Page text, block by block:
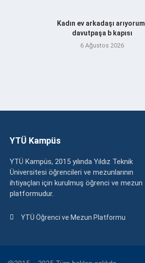
Kadın ev arkadaşı arıyorum |
davutpaşa b kapısı
6 Ağustos 2026
YTÜ Kampüs
YTÜ Kampüs, 2015 yılında Yıldız Teknik
Üniversitesi öğrencileri ve mezunlarının
ihtiyaçları için kurulmuş öğrenci ve mezun
platformudur.
YTÜ Öğrenci ve Mezun Platformu